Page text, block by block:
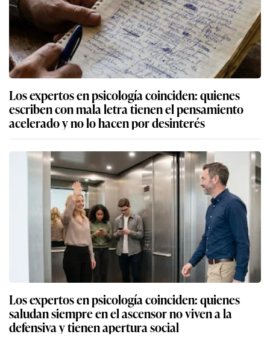
Los expertos en psicología coinciden: quienes
escriben con mala letra tienen el pensamiento
acelerado y no lo hacen por desinterés
Los expertos en psicología coinciden: quienes
saludan siempre en el ascensor no viven a la
defensiva y tienen apertura social